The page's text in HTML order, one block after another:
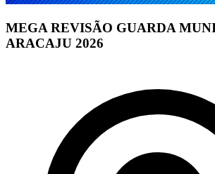
MEGA REVISÃO GUARDA
ARACAJU 2026